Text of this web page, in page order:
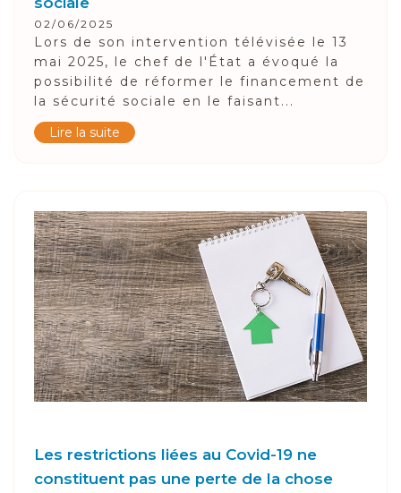
02/06/2025
Lors de son intervention télévisée le 13
mai 2025, le chef de l'État a évoqué la
possibilité de réformer le financement de
la sécurité sociale en le faisant...
Lire la suite
Les restrictions liées au Covid-19 ne
constituent pas une perte de la chose